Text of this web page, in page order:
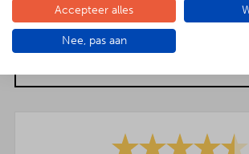
OFFERTE GROEPEN
Accepteer alles
Nee, pas aan